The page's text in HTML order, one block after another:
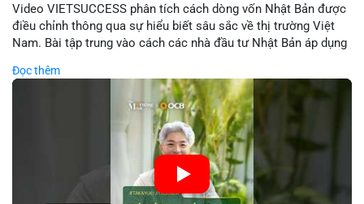
Video VIETSUCCESS phân tích cách dòng vốn Nhật Bản được
điều chỉnh thông qua sự hiểu biết sâu sắc về thị trường Việt
Nam. Bài tập trung vào cách các nhà đầu tư Nhật Bản áp dụng
đầu tư trực tiếp vào doanh nghiệp đến việc giao dịch tài chính.
Kết nối này không chỉ tạo cơ hội tăng trưởng cho Việt Nam mà
còn tạo ra động lực cho thị trường crypto địa phương khi các
nhà đầu tư đa quốc gia tìm kiếm cơ hội đa dạng. Các yếu tố
như chính sách tài chính Việt Nam, xu hướng đầu tư ESG, và
ổn định thị trường sẽ ảnh hưởng trực tiếp đến lưu lượng vốn
nhập khẩu từ Nhật Bản. Bài cũng nhấn mạnh vai trò của thông
tin thị trường chính xác trong việc giảm rủi ro khi kết nối các
Đọc thêm